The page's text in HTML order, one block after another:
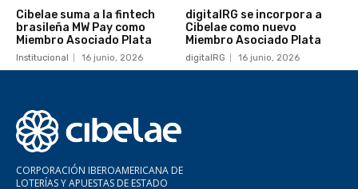
Cibelae suma a la fintech
brasileña MW Pay como
Miembro Asociado Plata
Institucional 16 junio, 2026
digitalRG se incorpora a
Cibelae como nuevo
Miembro Asociado Plata
digitalRG 16 junio, 2026
CORPORACIÓN IBEROAMERICANA DE
LOTERÍAS Y APUESTAS DE ESTADO